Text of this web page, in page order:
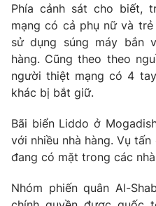
Nhân vật
Khán giả
Giải sao mai
Điện ảnh
Âm nhạc
Sao
Đời sống
Du lịch
Làm đẹp
Giáo dục
Tuyển sinh
Học trực tuyến
Công nghệ
Hitech Công nghệ tương
Sản phẩm
Thị trường
Giao lưu trực tuyến
Lịch phát sóng
Phía cảnh sát cho biết,
mạng có cả phụ nữ và
sử dụng súng máy bắn
hàng. Cũng theo theo
người thiệt mạng có 4
khác bị bắt giữ.
Bãi biển Liddo ở
với nhiều nhà hàng. Vụ
đang có mặt trong các
Nhóm phiến quân Al-